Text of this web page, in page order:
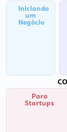
Iniciando
um
Negócio
Para
Startups